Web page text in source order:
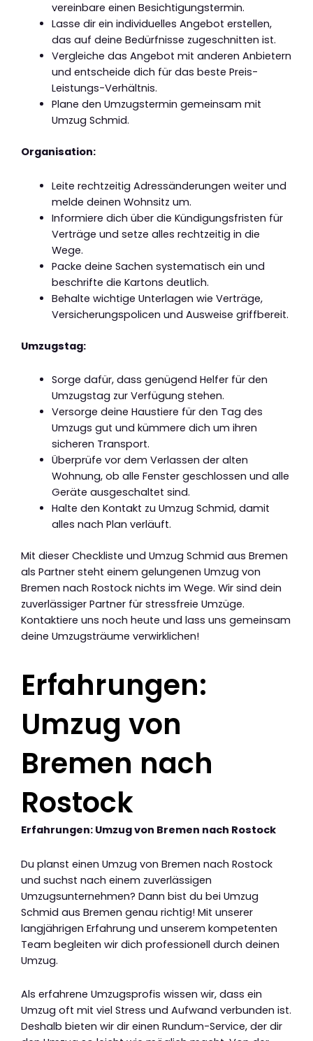
vereinbare einen Besichtigungstermin.
Lasse dir ein individuelles Angebot erstellen,
das auf deine Bedürfnisse zugeschnitten ist.
Vergleiche das Angebot mit anderen Anbietern
und entscheide dich für das beste Preis-
Leistungs-Verhältnis.
Plane den Umzugstermin gemeinsam mit
Umzug Schmid.
Organisation:
Leite rechtzeitig Adressänderungen weiter und
melde deinen Wohnsitz um.
Informiere dich über die Kündigungsfristen für
Verträge und setze alles rechtzeitig in die
Wege.
Packe deine Sachen systematisch ein und
beschrifte die Kartons deutlich.
Behalte wichtige Unterlagen wie Verträge,
Versicherungspolicen und Ausweise griffbereit.
Umzugstag:
Sorge dafür, dass genügend Helfer für den
Umzugstag zur Verfügung stehen.
Versorge deine Haustiere für den Tag des
Umzugs gut und kümmere dich um ihren
sicheren Transport.
Überprüfe vor dem Verlassen der alten
Wohnung, ob alle Fenster geschlossen und alle
Geräte ausgeschaltet sind.
Halte den Kontakt zu Umzug Schmid, damit
alles nach Plan verläuft.
Mit dieser Checkliste und Umzug Schmid aus Bremen
als Partner steht einem gelungenen Umzug von
Bremen nach Rostock nichts im Wege. Wir sind dein
zuverlässiger Partner für stressfreie Umzüge.
Kontaktiere uns noch heute und lass uns gemeinsam
deine Umzugsträume verwirklichen!
Erfahrungen:
Umzug von
Bremen nach
Rostock
Erfahrungen: Umzug von Bremen nach Rostock
Du planst einen Umzug von Bremen nach Rostock
und suchst nach einem zuverlässigen
Umzugsunternehmen? Dann bist du bei Umzug
Schmid aus Bremen genau richtig! Mit unserer
langjährigen Erfahrung und unserem kompetenten
Team begleiten wir dich professionell durch deinen
Umzug.
Als erfahrene Umzugsprofis wissen wir, dass ein
Umzug oft mit viel Stress und Aufwand verbunden ist.
Deshalb bieten wir dir einen Rundum-Service, der dir